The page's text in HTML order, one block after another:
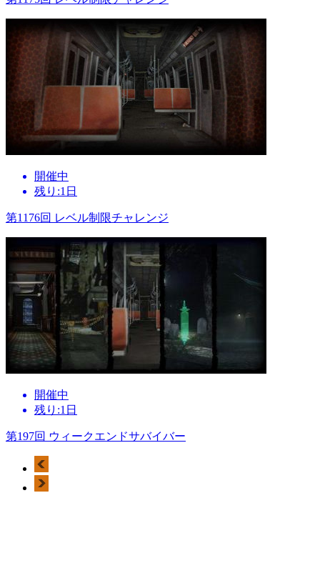
開催中
残り:1日
第1176回 レベル制限チャレンジ
開催中
残り:1日
第197回 ウィークエンドサバイバー